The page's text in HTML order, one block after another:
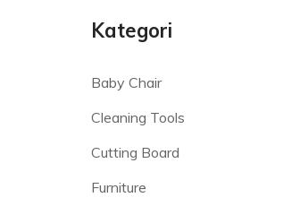
Kategori
Baby Chair
Cleaning Tools
Cutting Board
Furniture